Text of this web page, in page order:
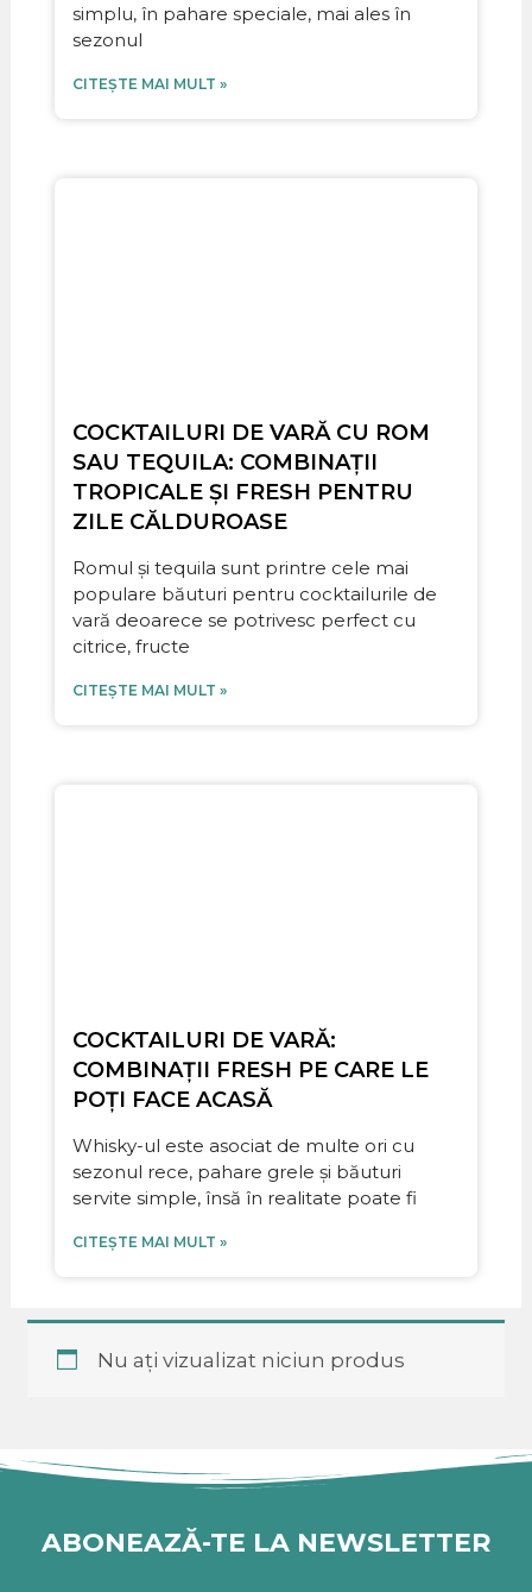
simplu, în pahare speciale, mai ales în
sezonul
CITEȘTE MAI MULT »
COCKTAILURI DE VARĂ CU ROM
SAU TEQUILA: COMBINAȚII
TROPICALE ȘI FRESH PENTRU
ZILE CĂLDUROASE
Romul și tequila sunt printre cele mai
populare băuturi pentru cocktailurile de
vară deoarece se potrivesc perfect cu
citrice, fructe
CITEȘTE MAI MULT »
COCKTAILURI DE VARĂ:
COMBINAȚII FRESH PE CARE LE
POȚI FACE ACASĂ
Whisky-ul este asociat de multe ori cu
sezonul rece, pahare grele și băuturi
servite simple, însă în realitate poate fi
CITEȘTE MAI MULT »
Nu ați vizualizat niciun produs
ABONEAZĂ-TE LA NEWSLETTER